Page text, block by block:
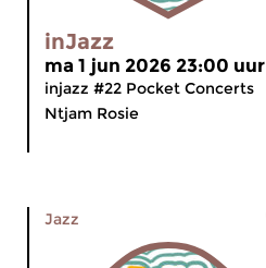
inJazz
ma 1 jun 2026 23:00 uur
injazz #22 Pocket Concerts
Ntjam Rosie
Jazz